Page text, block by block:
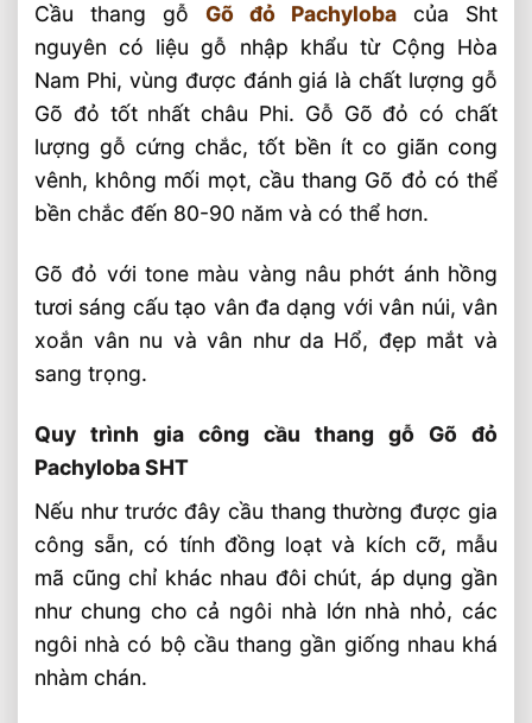
Bài Viết Liên Quan
Bộ Bàn Ghế Gỗ Trắc Siêu Khủng 12 Món
Nội Thất Gỗ Tự Nhiên Cao Cấp 2026 ⭐️ Tư
Vấn & Thi Công
Hoàn Thiện Cửa, Cầu Thang, Nội Thất Tại
Geleximco Hà Nội
Phiên Bản Hiện Đại SHT
Cầu Thang Lim Nam Phi Chữ L ⭐️ Những
Mẫu Hiện Đại
Nghiệm Thu Nội Thất Biệt Thự 4 Tầng
900m2 Ba Đình, Hà Nội
Thi Công Nội Thất Nhà Thờ Họ Ý Yên
Nam Định Gỗ Lim, Gõ Đỏ
Shophouse Hà Đông
Cầu thang gỗGõ đỏ Pachylobacủa Sht
nguyên có liệu gỗ nhập khẩu từ Cộng Hòa
Nam Phi, vùng được đánh giá là chất lượng gỗ
Gõ đỏ tốt nhất châu Phi. Gỗ Gõ đỏ có chất
lượng gỗ cứng chắc, tốt bền ít co giãn cong
vênh, không mối mọt, cầu thang Gõ đỏ có thể
bền chắc đến 80-90 năm và có thể hơn.
Gõ đỏ với tone màu vàng nâu phớt ánh hồng
tươi sáng cấu tạo vân đa dạng với vân núi, vân
xoắn vân nu và vân như da Hổ, đẹp mắt và
sang trọng.
Quy trình gia công cầu thang gỗ Gõ đỏ
Pachyloba SHT
Nếu như trước đây cầu thang thường được gia
công sẵn, có tính đồng loạt và kích cỡ, mẫu
mã cũng chỉ khác nhau đôi chút, áp dụng gần
như chung cho cả ngôi nhà lớn nhà nhỏ, các
ngôi nhà có bộ cầu thang gần giống nhau khá
nhàm chán.